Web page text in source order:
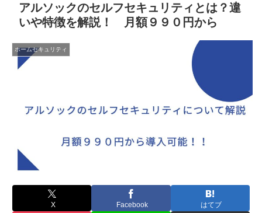
アルソックのセルフセキュリティとは？違
いや特徴を解説！ 月額９９０円から
ホームセキュリティ
X Facebook はてブ